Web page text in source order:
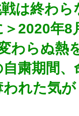
は終わら
2020年8
わらぬ熱
粛期間、
れた気